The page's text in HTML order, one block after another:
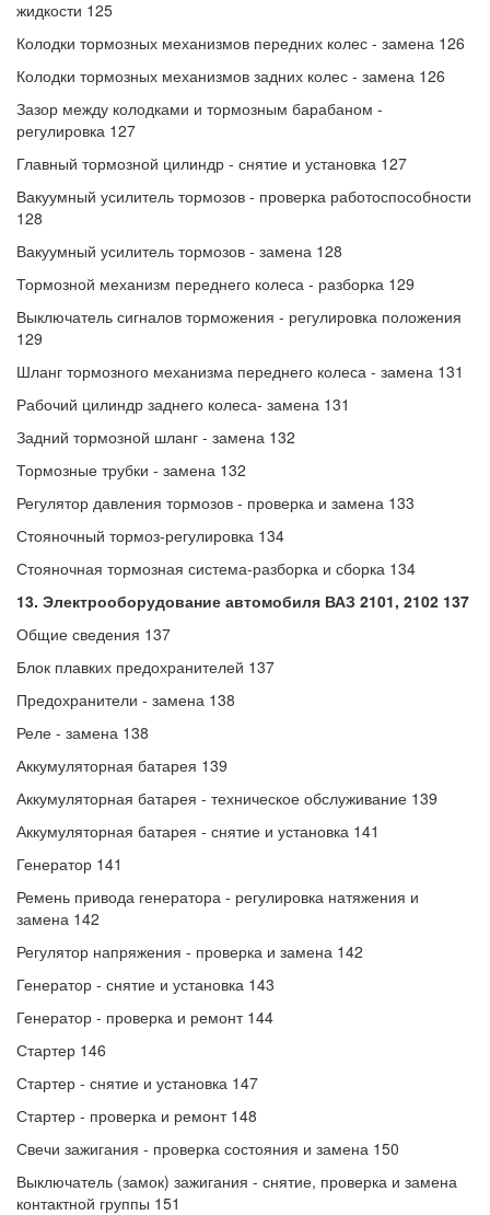
жидкости 125
Колодки тормозных механизмов передних колес - замена 126
Колодки тормозных механизмов задних колес - замена 126
Зазор между колодками и тормозным барабаном -
регулировка 127
Главный тормозной цилиндр - снятие и установка 127
Вакуумный усилитель тормозов - проверка работоспособности
128
Вакуумный усилитель тормозов - замена 128
Тормозной механизм переднего колеса - разборка 129
Выключатель сигналов торможения - регулировка положения
129
Шланг тормозного механизма переднего колеса - замена 131
Рабочий цилиндр заднего колеса- замена 131
Задний тормозной шланг - замена 132
Тормозные трубки - замена 132
Регулятор давления тормозов - проверка и замена 133
Стояночный тормоз-регулировка 134
Стояночная тормозная система-разборка и сборка 134
13. Электрооборудование автомобиля ВАЗ 2101, 2102 137
Общие сведения 137
Блок плавких предохранителей 137
Предохранители - замена 138
Реле - замена 138
Аккумуляторная батарея 139
Аккумуляторная батарея - техническое обслуживание 139
Аккумуляторная батарея - снятие и установка 141
Генератор 141
Ремень привода генератора - регулировка натяжения и
замена 142
Регулятор напряжения - проверка и замена 142
Генератор - снятие и установка 143
Генератор - проверка и ремонт 144
Стартер 146
Стартер - снятие и установка 147
Стартер - проверка и ремонт 148
Свечи зажигания - проверка состояния и замена 150
Выключатель (замок) зажигания - снятие, проверка и замена
контактной группы 151